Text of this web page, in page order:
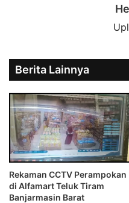
Berita Lainnya
Rekaman CCTV Perampokan
di Alfamart Teluk Tiram
Banjarmasin Barat